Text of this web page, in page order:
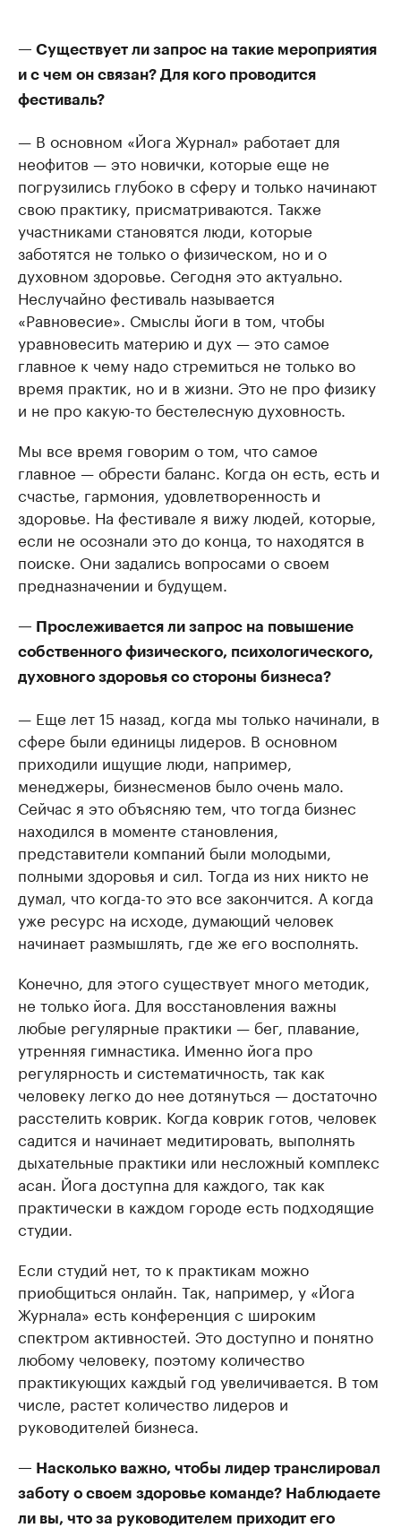
— Существует ли запрос на такие мероприятия
и с чем он связан? Для кого проводится
фестиваль?
— В основном «Йога Журнал» работает для
неофитов — это новички, которые еще не
погрузились глубоко в сферу и только начинают
свою практику, присматриваются. Также
участниками становятся люди, которые
заботятся не только о физическом, но и о
духовном здоровье. Сегодня это актуально.
Неслучайно фестиваль называется
«Равновесие». Смыслы йоги в том, чтобы
уравновесить материю и дух — это самое
главное к чему надо стремиться не только во
время практик, но и в жизни. Это не про физику
и не про какую-то бестелесную духовность.
Мы все время говорим о том, что самое
главное — обрести баланс. Когда он есть, есть и
счастье, гармония, удовлетворенность и
здоровье. На фестивале я вижу людей, которые,
если не осознали это до конца, то находятся в
поиске. Они задались вопросами о своем
предназначении и будущем.
— Прослеживается ли запрос на повышение
собственного физического, психологического,
духовного здоровья со стороны бизнеса?
— Еще лет 15 назад, когда мы только начинали, в
сфере были единицы лидеров. В основном
приходили ищущие люди, например,
менеджеры, бизнесменов было очень мало.
Сейчас я это объясняю тем, что тогда бизнес
находился в моменте становления,
представители компаний были молодыми,
полными здоровья и сил. Тогда из них никто не
думал, что когда-то это все закончится. А когда
уже ресурс на исходе, думающий человек
начинает размышлять, где же его восполнять.
Конечно, для этого существует много методик,
не только йога. Для восстановления важны
любые регулярные практики — бег, плавание,
утренняя гимнастика. Именно йога про
регулярность и систематичность, так как
человеку легко до нее дотянуться — достаточно
расстелить коврик. Когда коврик готов, человек
садится и начинает медитировать, выполнять
дыхательные практики или несложный комплекс
асан. Йога доступна для каждого, так как
практически в каждом городе есть подходящие
студии.
Если студий нет, то к практикам можно
приобщиться онлайн. Так, например, у «Йога
Журнала» есть конференция с широким
спектром активностей. Это доступно и понятно
любому человеку, поэтому количество
практикующих каждый год увеличивается. В том
числе, растет количество лидеров и
руководителей бизнеса.
— Насколько важно, чтобы лидер транслировал
заботу о своем здоровье команде? Наблюдаете
ли вы, что за руководителем приходит его